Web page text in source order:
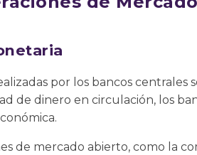
por los bancos centrales
de dinero en circulación, los
de mercado abierto, como la